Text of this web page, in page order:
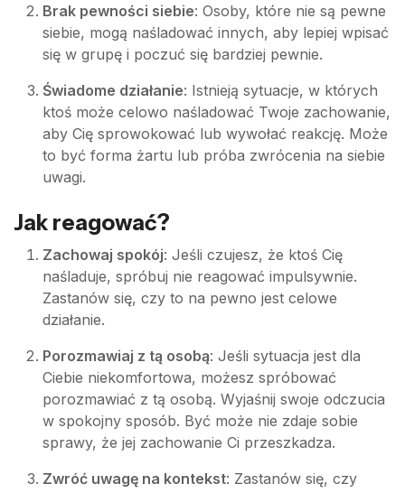
Brak pewności siebie: Osoby, które nie są pewne
siebie, mogą naśladować innych, aby lepiej wpisać
się w grupę i poczuć się bardziej pewnie.
Świadome działanie: Istnieją sytuacje, w których
ktoś może celowo naśladować Twoje zachowanie,
aby Cię sprowokować lub wywołać reakcję. Może
to być forma żartu lub próba zwrócenia na siebie
uwagi.
Jak reagować?
Zachowaj spokój: Jeśli czujesz, że ktoś Cię
naśladuje, spróbuj nie reagować impulsywnie.
Zastanów się, czy to na pewno jest celowe
działanie.
Porozmawiaj z tą osobą: Jeśli sytuacja jest dla
Ciebie niekomfortowa, możesz spróbować
porozmawiać z tą osobą. Wyjaśnij swoje odczucia
w spokojny sposób. Być może nie zdaje sobie
sprawy, że jej zachowanie Ci przeszkadza.
Zwróć uwagę na kontekst: Zastanów się, czy